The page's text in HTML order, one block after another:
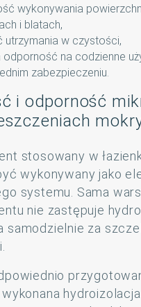
wykonywania
i blatach,
utrzymania w czystości,
na codzienne
zabezpieczeniu.
i odporność
stosowany w
wykonywany jako
systemu. Sama
nie zastępuje
samodzielnie za